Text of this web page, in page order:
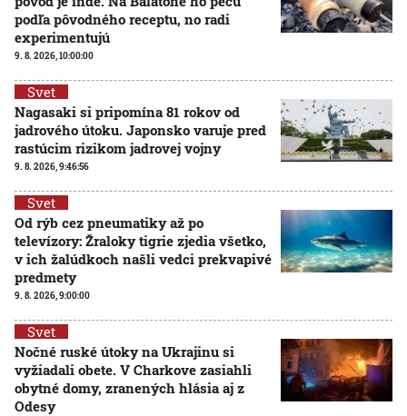
podľa pôvodného receptu, no radi
experimentujú
9. 8. 2026, 10:00:00
Svet
Nagasaki si pripomína 81 rokov od
jadrového útoku. Japonsko varuje pred
rastúcim rizikom jadrovej vojny
9. 8. 2026, 9:46:56
Svet
Od rýb cez pneumatiky až po
televízory: Žraloky tigrie zjedia všetko,
v ich žalúdkoch našli vedci prekvapivé
predmety
9. 8. 2026, 9:00:00
Svet
Nočné ruské útoky na Ukrajinu si
vyžiadali obete. V Charkove zasiahli
obytné domy, zranených hlásia aj z
Odesy